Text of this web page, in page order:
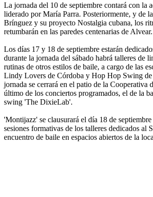
La jornada del 10 de septiembre contará con la
liderado por María Parra. Posteriormente, y de
Brínguez y su proyecto Nostalgia cubana, los
retumbarán en las paredes centenarias de Alvear.
Los días 17 y 18 de septiembre estarán
durante la jornada del sábado habrá talleres de
rutinas de otros estilos de baile, a cargo de las
Lindy Lovers de Córdoba y Hop Hop Swing de
jornada se cerrará en el patio de la Cooperativa
último de los conciertos programados, el de la
swing 'The DixieLab'.
'Montijazz' se clausurará el día 18 de
sesiones formativas de los talleres dedicados al
encuentro de baile en espacios abiertos de la